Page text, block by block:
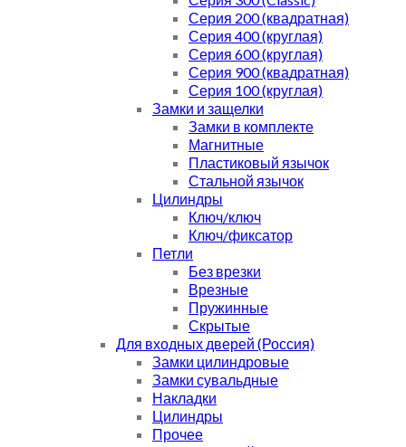
Серия 200 (квадратная)
Серия 400 (круглая)
Серия 600 (круглая)
Серия 900 (квадратная)
Серия 100 (круглая)
Замки и защелки
Замки в комплекте
Магнитные
Пластиковый язычок
Стальной язычок
Цилиндры
Ключ/ключ
Ключ/фиксатор
Петли
Без врезки
Врезные
Пружинные
Скрытые
Для входных дверей (Россия)
Замки цилиндровые
Замки сувальдные
Накладки
Цилиндры
Прочее